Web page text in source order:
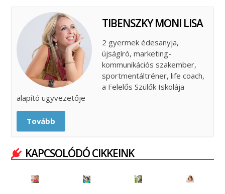
TIBENSZKY MONI LISA
2 gyermek édesanyja,
újságíró, marketing-
kommunikációs szakember,
sportmentáltréner, life coach,
a Felelős Szülők Iskolája
alapító ügyvezetője
Tovább
KAPCSOLÓDÓ CIKKEINK